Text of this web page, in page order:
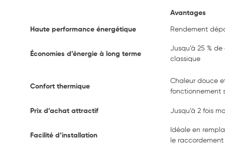
Avantages
Haute performance énergétique Rendement
Économies d’énergie à long terme
Jusqu’à 25 %
classique
Confort thermique
Chaleur douce
fonctionnement
Prix d’achat attractif Jusqu’à 2 fois
Facilité d’installation
Idéale en
le